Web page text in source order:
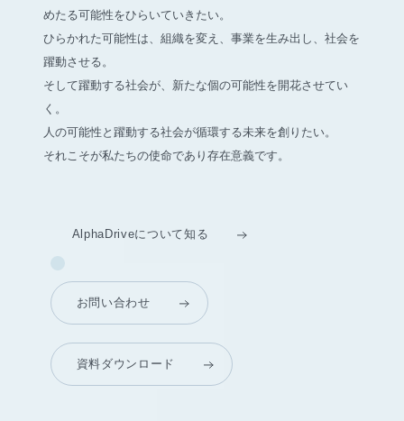
めたる可能性をひらいていきたい。
ひらかれた可能性は、組織を変え、事業を生み出し、社会を
躍動させる。
そして躍動する社会が、新たな個の可能性を開花させてい
く。
人の可能性と躍動する社会が循環する未来を創りたい。
それこそが私たちの使命であり存在意義です。
AlphaDriveについて知る
お問い合わせ
資料ダウンロード